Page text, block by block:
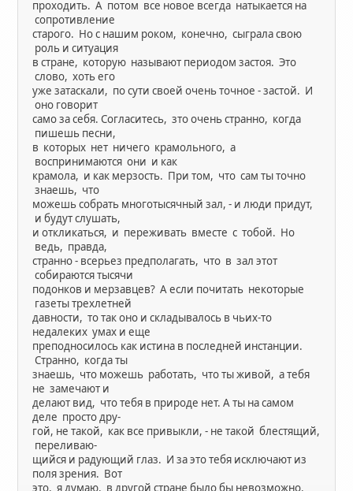
проходить. А потом все новое всегда натыкается на
сопротивление
старого. Но с нашим роком, конечно, сыграла свою
роль и ситуация
в стране, которую называют периодом застоя. Это
слово, хоть его
уже затаскали, по сути своей очень точное - застой. И
оно говорит
само за себя. Согласитесь, зто очень странно, когда
пишешь песни,
в которых нет ничего крамольного, а
воспринимаются они и как
крамола, и как мерзость. При том, что сам ты точно
знаешь, что
можешь собрать многотысячный зал, - и люди придут,
и будут слушать,
и откликаться, и переживать вместе с тобой. Но
ведь, правда,
странно - всерьез предполагать, что в зал этот
собираются тысячи
подонков и мерзавцев? А если почитать некоторые
газеты трехлетней
давности, то так оно и складывалось в чьих-то
недалеких умах и еще
преподносилось как истина в последней инстанции.
Странно, когда ты
знаешь, что можешь работать, что ты живой, а тебя
не замечают и
делают вид, что тебя в природе нет. А ты на самом
деле просто дру-
гой, не такой, как все привыкли, - не такой блестящий,
переливаю-
щийся и радующий глаз. И за это тебя исключают из
поля зрения. Вот
это, я думаю, в другой стране было бы невозможно.